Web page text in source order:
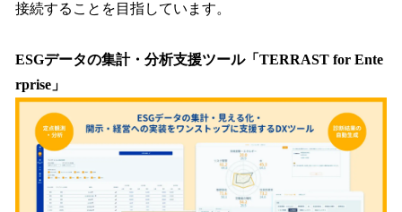
接続することを目指しています。
ESGデータの集計・分析支援ツール「TERRAST for Ente
rprise」